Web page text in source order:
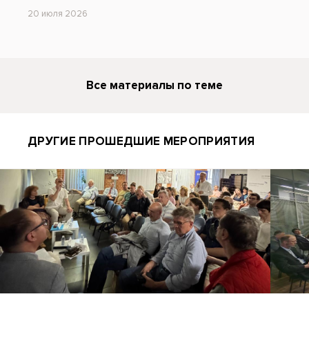
20 июля 2026
Все материалы по теме
ДРУГИЕ ПРОШЕДШИЕ МЕРОПРИЯТИЯ